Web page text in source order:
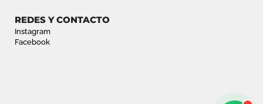
REDES Y CONTACTO
Instagram
Facebook